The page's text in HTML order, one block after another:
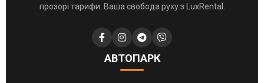
прозорі тарифи. Ваша свобода руху з LuxRental.
АВТОПАРК